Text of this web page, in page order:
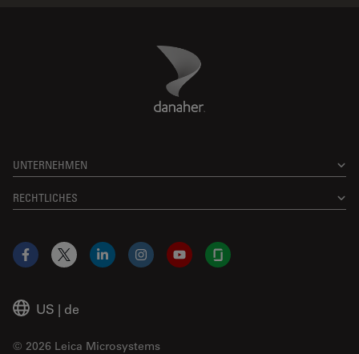
Danaher Logo
UNTERNEHMEN
RECHTLICHES
US | de
© 2026 Leica Microsystems
Facebook
X LinkedInInstagramYouTubeGlassdoor